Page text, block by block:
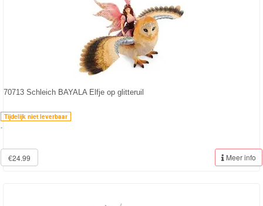
Mario
Frozen
70713 Schleich BAYALA Elfje op glitteruil
Tijdelijk niet leverbaar
-
€24.99 Meer info